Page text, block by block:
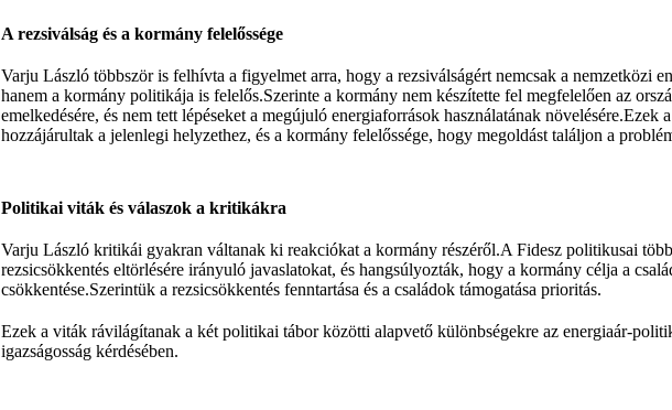
A rezsiválság és a kormány felelőssége
Varju László többször is felhívta a figyelmet arra, hogy a rezsiválságért nemcsak a nemzetközi
hanem a kormány politikája is felelős.Szerinte a kormány nem készítette fel megfelelően az
emelkedésére, és nem tett lépéseket a megújuló energiaforrások használatának növelésére.Ezek
hozzájárultak a jelenlegi helyzethez, és a kormány felelőssége, hogy megoldást találjon a
Politikai viták és válaszok a kritikákra
Varju László kritikái gyakran váltanak ki reakciókat a kormány részéről.A Fidesz politikusai
rezsicsökkentés eltörlésére irányuló javaslatokat, és hangsúlyozták, hogy a kormány célja a
csökkentése.Szerintük a rezsicsökkentés fenntartása és a családok támogatása prioritás.
Ezek a viták rávilágítanak a két politikai tábor közötti alapvető különbségekre az energiaár-
igazságosság kérdésében.